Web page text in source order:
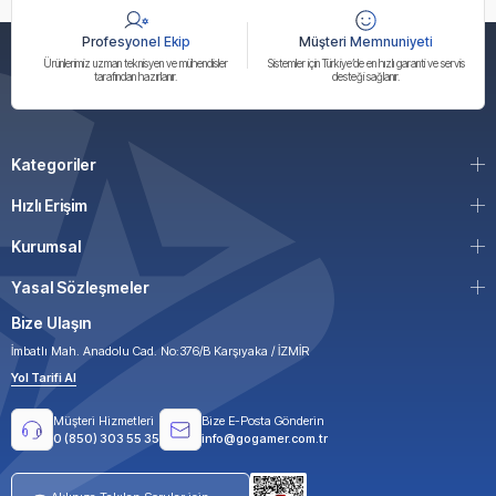
Profesyonel Ekip
Ürünlerimiz uzman teknisyen ve mühendisler
tarafından hazırlanır.
Müşteri Memnuniyeti
Sistemler için Türkiye’de en hızlı garanti ve servis
desteği sağlanır.
Kategoriler
Hızlı Erişim
Kurumsal
Yasal Sözleşmeler
Bize Ulaşın
İmbatlı Mah. Anadolu Cad. No:376/B Karşıyaka / İZMİR
Yol Tarifi Al
Müşteri Hizmetleri
0 (850) 303 55 35
Bize E-Posta Gönderin
info@gogamer.com.tr